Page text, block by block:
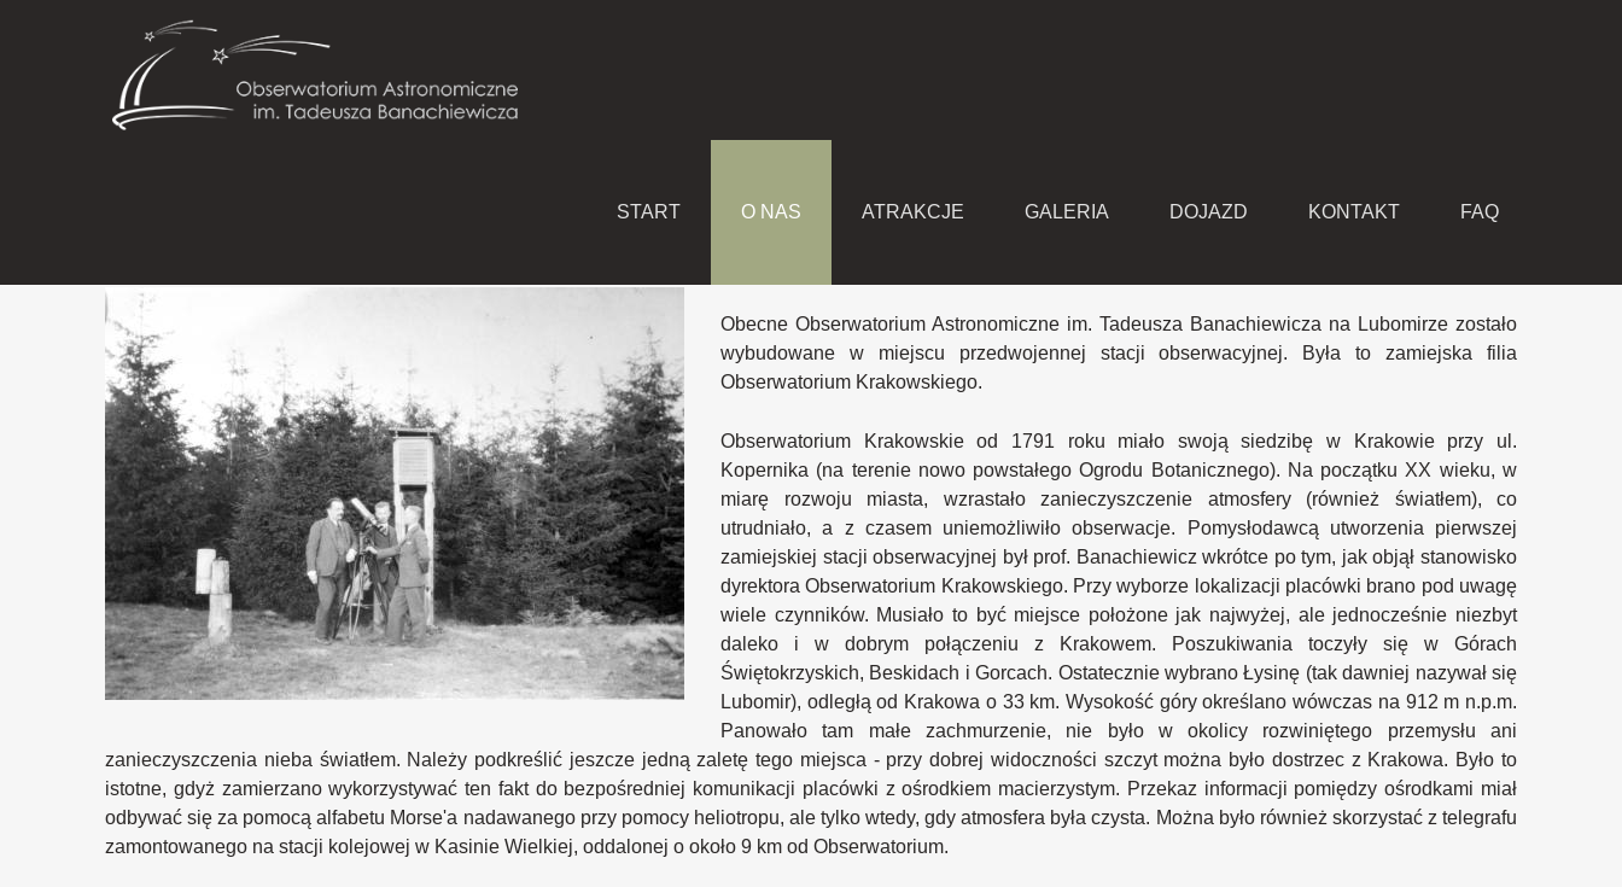
START O NAS ATRAKCJE GALERIA DOJAZD KONTAKT FAQ
OBSERWATORIUM
Obecne Obserwatorium Astronomiczne im. Tadeusza Banachiewicza na Lubomirze zostało
wybudowane w miejscu przedwojennej stacji obserwacyjnej. Była to zamiejska filia
Obserwatorium Krakowskiego.
Obserwatorium Krakowskie od 1791 roku miało swoją siedzibę w Krakowie przy ul.
Kopernika (na terenie nowo powstałego Ogrodu Botanicznego). Na początku XX wieku, w
miarę rozwoju miasta, wzrastało zanieczyszczenie atmosfery (również światłem), co
utrudniało, a z czasem uniemożliwiło obserwacje. Pomysłodawcą utworzenia pierwszej
zamiejskiej stacji obserwacyjnej był prof. Banachiewicz wkrótce po tym, jak objął stanowisko
dyrektora Obserwatorium Krakowskiego. Przy wyborze lokalizacji placówki brano pod uwagę
wiele czynników. Musiało to być miejsce położone jak najwyżej, ale jednocześnie niezbyt
daleko i w dobrym połączeniu z Krakowem. Poszukiwania toczyły się w Górach
Świętokrzyskich, Beskidach i Gorcach. Ostatecznie wybrano Łysinę (tak dawniej nazywał się
Lubomir), odległą od Krakowa o 33 km. Wysokość góry określano wówczas na 912 m n.p.m.
Panowało tam małe zachmurzenie, nie było w okolicy rozwiniętego przemysłu ani
zanieczyszczenia nieba światłem. Należy podkreślić jeszcze jedną zaletę tego miejsca - przy dobrej widoczności szczyt można było dostrzec z Krakowa. Było to
istotne, gdyż zamierzano wykorzystywać ten fakt do bezpośredniej komunikacji placówki z ośrodkiem macierzystym. Przekaz informacji pomiędzy ośrodkami miał
odbywać się za pomocą alfabetu Morse'a nadawanego przy pomocy heliotropu, ale tylko wtedy, gdy atmosfera była czysta. Można było również skorzystać z telegrafu
zamontowanego na stacji kolejowej w Kasinie Wielkiej, oddalonej o około 9 km od Obserwatorium.